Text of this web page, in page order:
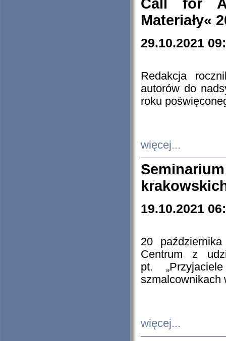
Call for
Materiały«
29.10.2021
Redakcja
autorów do
roku
więcej...
19.10.2021
20
Centrum z
pt.
szmalcownikach
więcej...